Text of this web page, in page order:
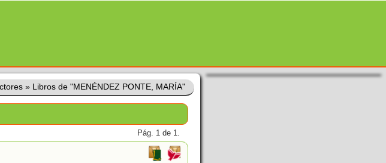
» Libros de "MENÉNDEZ PONTE, MARÍA"
Pág. 1 de 1.